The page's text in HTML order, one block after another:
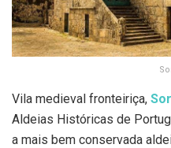
Vila medieval fronteiriça,
Aldeias Históricas de
a mais bem conservada